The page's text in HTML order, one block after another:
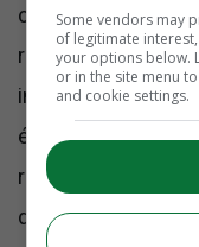
cessent de fournir
rémunéré à des
individus
énergie et leur
reposaient sur
doivent faire face
Some vendors may
of legitimate
your options below.
or in the site menu
and cookie settings.